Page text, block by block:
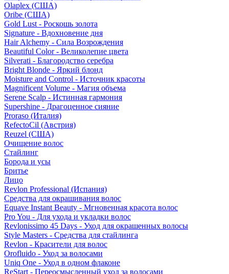
Olaplex (США)
Oribe (США)
Gold Lust - Роскошь золота
Signature - Вдохновение дня
Hair Alchemy - Сила Возрождения
Beautiful Color - Великолепие цвета
Silverati - Благородство серебра
Bright Blonde - Яркий блонд
Moisture and Control - Источник красоты
Magnificent Volume - Магия объема
Serene Scalp - Истинная гармония
Supershine - Драгоценное сияние
Proraso (Италия)
RefectoCil (Австрия)
Reuzel (США)
Очищение волос
Стайлинг
Борода и усы
Бритье
Лицо
Revlon Professional (Испания)
Средства для окрашивания волос
Equave Instant Beauty - Мгновенная красота волос
Pro You - Для ухода и укладки волос
Revlonissimo 45 Days - Уход для окрашенных волосы
Style Masters - Средства для стайлинга
Revlon - Красители для волос
Orofluido - Уход за волосами
Uniq One - Уход в одном флаконе
ReStart - Переосмысленный уход за волосами